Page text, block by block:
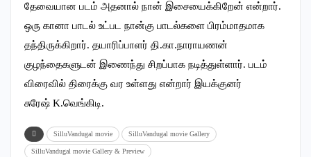
தேவையான படம் அதனால் நான் இசையைக்கிறேன் என்றார்.
ஒரு கானா பாடல் உட்பட நான்கு பாடல்களை பிரம்மாதமாக
தந்திருக்கிறார். தயாரிப்பாளர் தி.கா.நாராயணன்
குழந்தைகளுடன் இணைந்து சிறப்பாக நடித்துள்ளார். படம்
விரைவில் திரைக்கு வர உள்ளது என்றார் இயக்குனர்
சுரேஷ் K.வெங்கிடி.
SilluVandugal movie SilluVandugal movie Gallery
SilluVandugal movie Gallery & Preview